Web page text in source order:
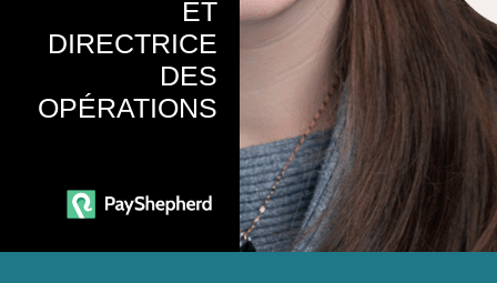
ET
DIRECTRICE
DES
OPÉRATIONS